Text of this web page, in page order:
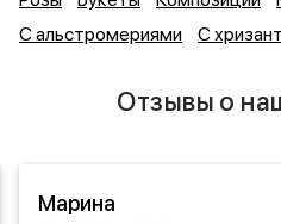
С альстромериями
С
Отзывы о
Марина